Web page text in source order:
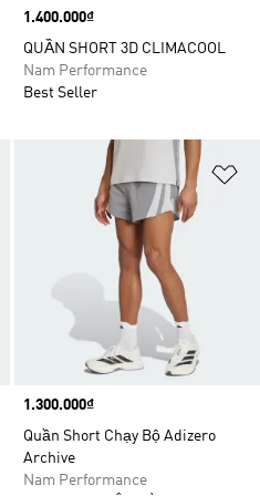
Price
1.400.000₫
QUẦN SHORT 3D CLIMACOOL
Nam Performance
Best Seller
Add to Wishlist
Price
1.300.000₫
Quần Short Chạy Bộ Adizero
Archive
Nam Performance